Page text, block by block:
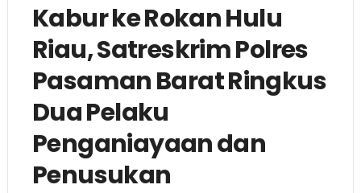
Kabur ke Rokan Hulu
Riau, Satreskrim Polres
Pasaman Barat Ringkus
Dua Pelaku
Penganiayaan dan
Penusukan